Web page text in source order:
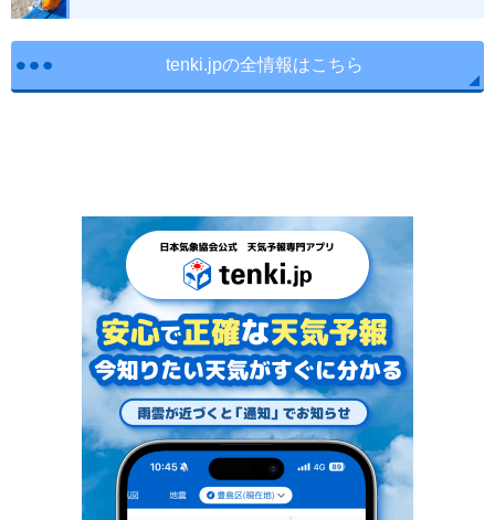
tenki.jpの全情報はこちら